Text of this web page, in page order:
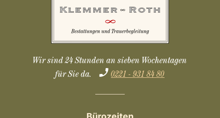
Wir sind 24 Stunden an sieben Wochentagen
für Sie da.
0221 - 931 84 80